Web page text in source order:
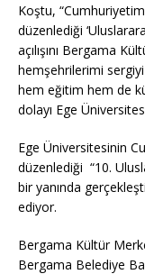
Koştu,
düzenlediği
açılışını Bergama
hemşehrilerimi
hem eğitim hem de
dolayı Ege
Ege Üniversitesinin
düzenlediği “10.
bir yanında
ediyor.
Bergama Kültür
Bergama Belediye